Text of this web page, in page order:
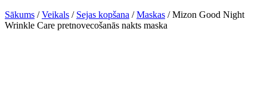
Sākums /Veikals / Sejas kopšana /Maskas / Mizon Good Night
Wrinkle Care pretnovecošanās nakts maska